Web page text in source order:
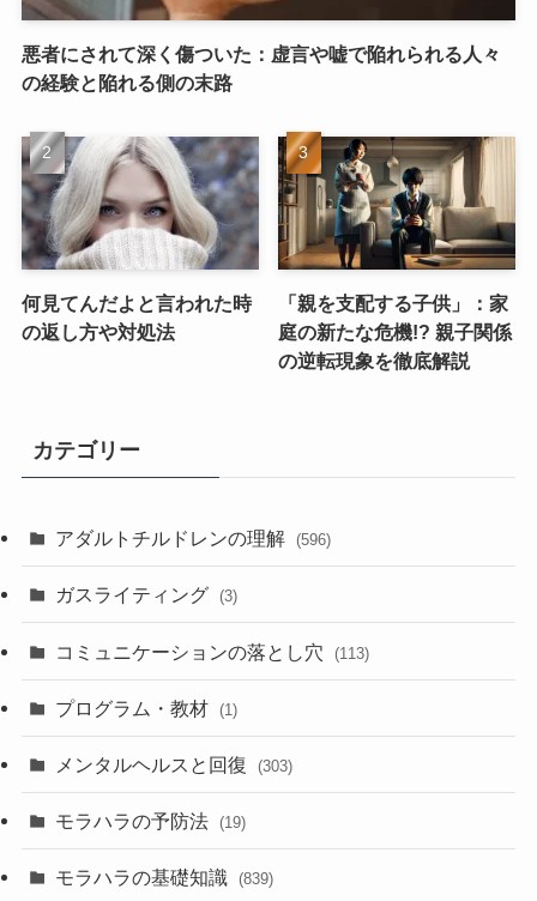
悪者にされて深く傷ついた：虚言や嘘で陥れられる人々
の経験と陥れる側の末路
何見てんだよと言われた時
の返し方や対処法
「親を支配する子供」：家
庭の新たな危機!? 親子関係
の逆転現象を徹底解説
カテゴリー
アダルトチルドレンの理解 (596)
ガスライティング (3)
コミュニケーションの落とし穴 (113)
プログラム・教材 (1)
メンタルヘルスと回復 (303)
モラハラの予防法 (19)
モラハラの基礎知識 (839)